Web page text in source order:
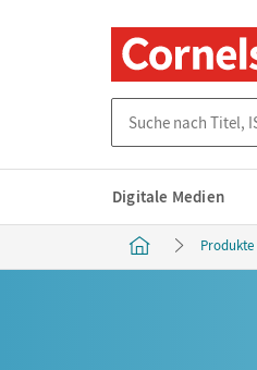
Digitale Medien
Produkte